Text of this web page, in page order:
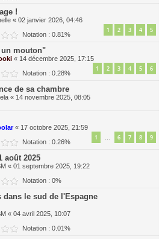
!
« 02 janvier 2026, 04:46
1 2 3 4 5
Notation : 0.81%
un mouton"
« 14 décembre 2025, 17:15
1 2 3 4 5 6
Notation : 0.28%
de sa chambre
« 14 novembre 2025, 08:05
« 17 octobre 2025, 21:59
1 … 6 7 8 9
Notation : 0.26%
août 2025
« 01 septembre 2025, 19:22
Notation : 0%
dans le sud de l'Espagne
« 04 avril 2025, 10:07
Notation : 0.01%